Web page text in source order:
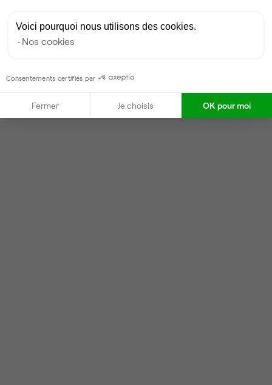
Voici pourquoi nous utilisons des cookies.
Nos cookies
Consentements certifiés par
Fermer Je choisis OK pour moi